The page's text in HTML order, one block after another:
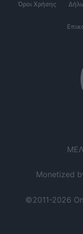
Όροι Χρήσης
Monetized
©2011-2026